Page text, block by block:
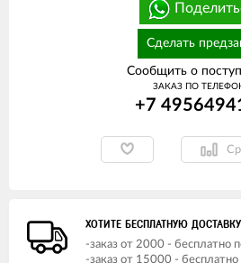
Сделать
Сообщить о
ЗАКАЗ ПО
+7
ХОТИТЕ БЕСПЛАТНУЮ ДОСТАВКУ
-заказ от 2000 - бесплатно
-заказ от 15000 -